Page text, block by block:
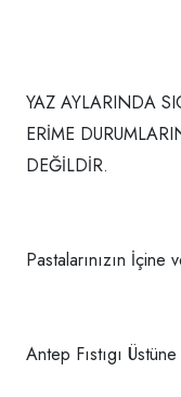
YAZ AYLARINDA
ERİME
DEĞİLDİR.
Pastalarınızın İçine
Antep Fıstıgı